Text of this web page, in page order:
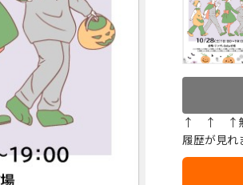
↑ ↑ ↑無料
履歴が見れ